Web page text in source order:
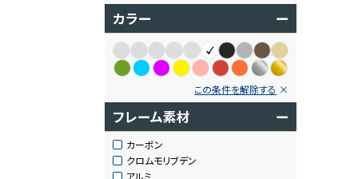
カラー ー
この条件を解除する
フレーム素材 ー
カーボン
クロムモリブデン